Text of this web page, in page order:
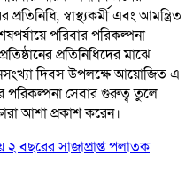
স্বাস্থ্যকর্মী এবং আমন্ত্রিত
পরিবার পরিকল্পনা
প্রতিনিধিদের মাঝে
দিবস উপলক্ষে আয়োজিত এ
পরিকল্পনা সেবার গুরুত্ব তুলে
আশা প্রকাশ করেন।
২ বছরের সাজাপ্রাপ্ত পলাতক